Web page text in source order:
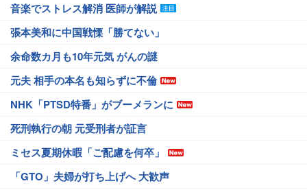
音楽でストレス解消 医師が解説
張本美和に中国戦慄「勝てない」
余命数カ月も10年元気 がんの謎
元夫 相手の本名も知らずに不倫
NHK「PTSD特番」がブーメランに
死刑執行の朝 元受刑者が証言
ミセス夏期休暇「ご配慮を何卒」
「GTO」夫婦が打ち上げへ 大歓声